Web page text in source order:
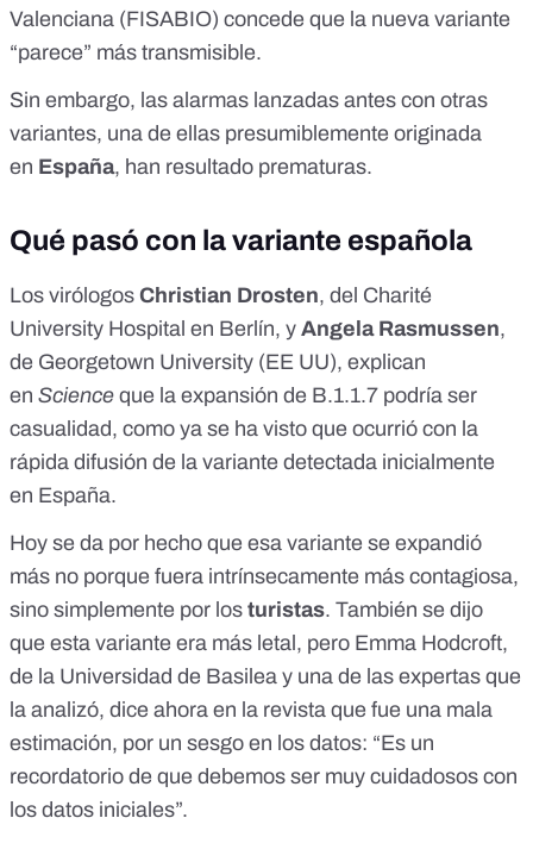
Valenciana (FISABIO) concede que la nueva variante
“parece” más transmisible.
Sin embargo, las alarmas lanzadas antes con otras
variantes, una de ellas presumiblemente originada
en España, han resultado prematuras.
Qué pasó con la variante española
Los virólogos Christian Drosten, del Charité
University Hospital en Berlín, y Angela Rasmussen,
de Georgetown University (EE UU), explican
en Science que la expansión de B.1.1.7 podría ser
casualidad, como ya se ha visto que ocurrió con la
rápida difusión de la variante detectada inicialmente
en España.
Hoy se da por hecho que esa variante se expandió
más no porque fuera intrínsecamente más contagiosa,
sino simplemente por los turistas. También se dijo
que esta variante era más letal, pero Emma Hodcroft,
de la Universidad de Basilea y una de las expertas que
la analizó, dice ahora en la revista que fue una mala
estimación, por un sesgo en los datos: “Es un
recordatorio de que debemos ser muy cuidadosos con
los datos iniciales”.